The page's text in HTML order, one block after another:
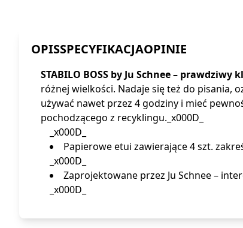
OPISSPECYFIKACJAOPINIE
STABILO BOSS by Ju Schnee –
różnej wielkości. Nadaje się też do pisania,
używać nawet przez 4 godziny i mieć
pochodzącego z recyklingu._x000D_
_x000D_
Papierowe etui zawierające 4 szt.
_x000D_
Zaprojektowane przez Ju Schnee –
_x000D_